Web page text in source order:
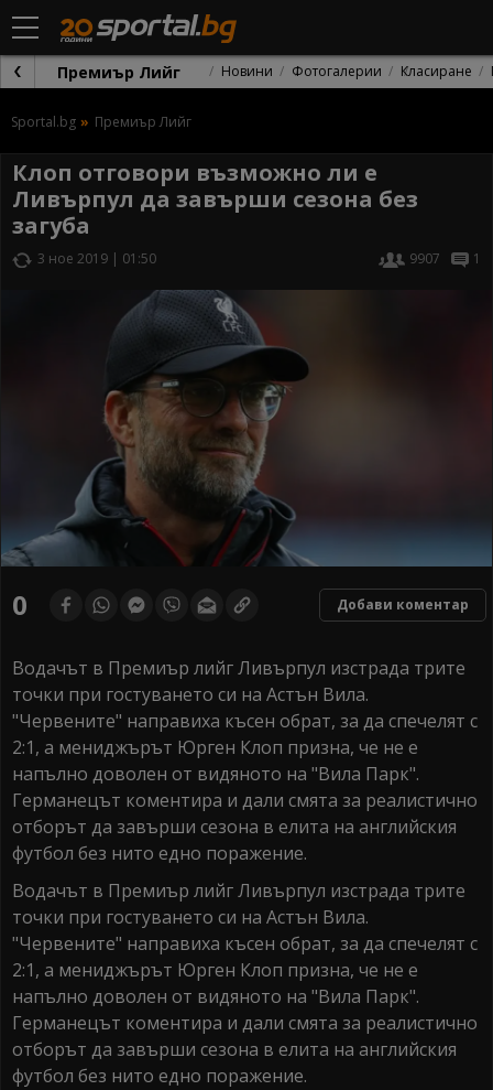
Премиър Лийг Новини Фотогалерии Класиране
Sportal.bg Премиър Лийг
Клоп отговори възможно ли е
Ливърпул да завърши сезона без
загуба
3 ное 2019 | 01:50 9907 1
0 Добави коментар
Водачът в Премиър лийг Ливърпул изстрада трите
точки при гостуването си на Астън Вила.
"Червените" направиха късен обрат, за да спечелят с
2:1, а мениджърът Юрген Клоп призна, че не е
напълно доволен от видяното на "Вила Парк".
Германецът коментира и дали смята за реалистично
отборът да завърши сезона в елита на английския
футбол без нито едно поражение.
Водачът в Премиър лийг Ливърпул изстрада трите
точки при гостуването си на Астън Вила.
"Червените" направиха късен обрат, за да спечелят с
2:1, а мениджърът Юрген Клоп призна, че не е
напълно доволен от видяното на "Вила Парк".
Германецът коментира и дали смята за реалистично
отборът да завърши сезона в елита на английския
футбол без нито едно поражение.